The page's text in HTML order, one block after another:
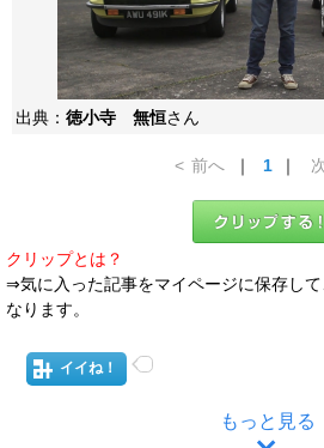
出典： 徳小寺 無恒さん
< 前へ ｜ 1 ｜
クリップとは？
⇒気に入った記事をマイページに保存し
なります。
イイね！
もっと見る